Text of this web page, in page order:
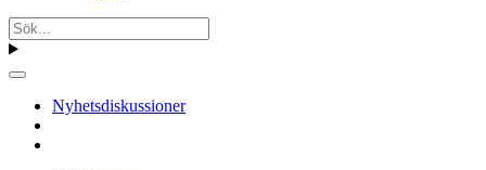
Nyhetsdiskussioner